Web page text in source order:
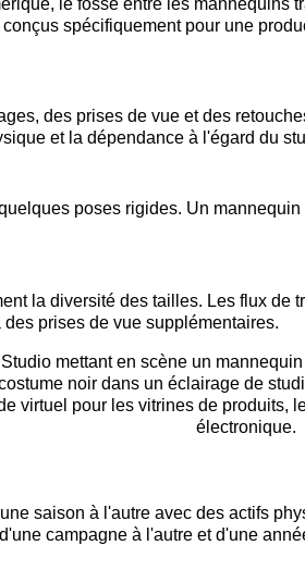
le fossé entre les
spécifiquement pour une
des prises de vue et des
et la dépendance à l'égard du
poses rigides. Un
la diversité des tailles. Les flux
prises de vue supplémentaires.
saison à l'autre avec des actifs
campagne à l'autre et d'une